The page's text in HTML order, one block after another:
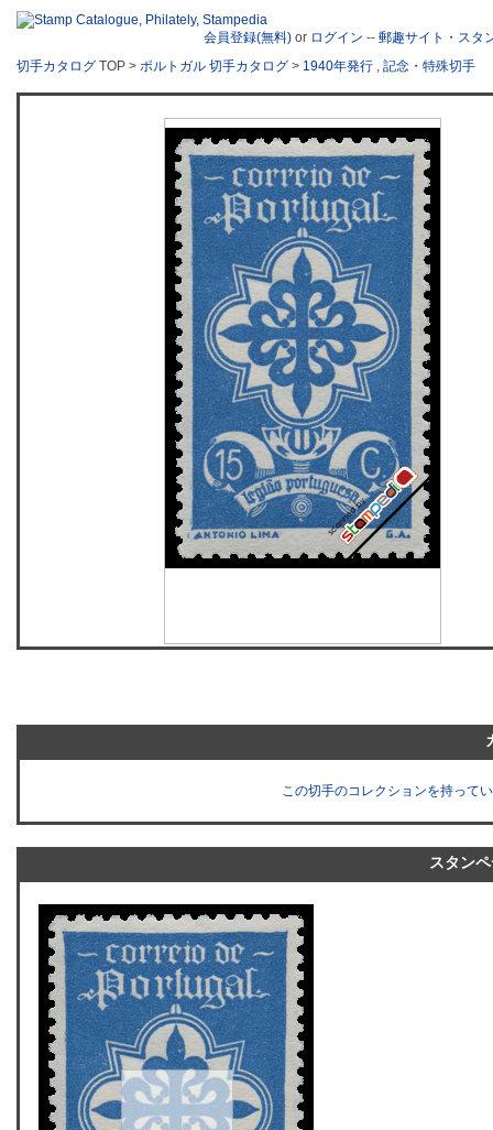
会員登録(無料) or ログイン -- 郵趣サイト・スタ
切手カタログ TOP > ポルトガル 切手カタログ > 1940年発行 , 記念・特殊切手
この切手のコレクションを持って
スタン